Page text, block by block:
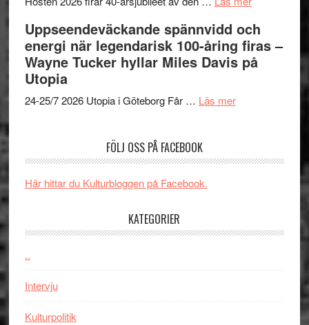
New
Day
–
Man
års-
jubileum
av
Uppseendeväckande spännvidd och
energi när legendarisk 100-åring firas –
Wayne Tucker hyllar Miles Davis på
Utopia
24-25/7 2026 Utopia i Göteborg Får … Läs merom
energi
åring
FÖLJ OSS PÅ FACEBOOK
Här hittar du Kulturbloggen på Facebook.
KATEGORIER
..
Intervju
Kulturpolitik